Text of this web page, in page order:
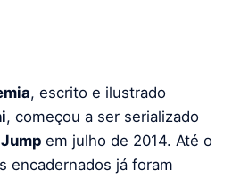
, escrito e ilustrado
, começou a ser serializado
em julho de 2014. Até o
encadernados já foram